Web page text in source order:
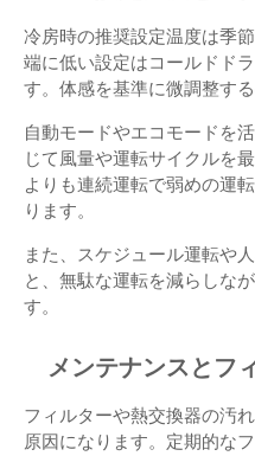
冷房時の推奨設定温度は季
端に低い設定はコールドド
す。体感を基準に微調整す
自動モードやエコモードを
じて風量や運転サイクルを
よりも連続運転で弱めの運
ります。
また、スケジュール運転や
と、無駄な運転を減らしな
す。
メンテナンスとフ
フィルターや熱交換器の汚
原因になります。定期的な